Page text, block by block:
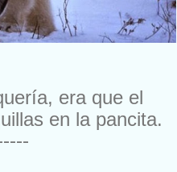
era que el
en la pancita.